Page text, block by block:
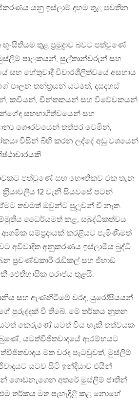
යනු ඉස්ලාම් දහම තුළ පවතින
සිතියම තුළ ප‍්‍රමුද්‍රාව බවට පත්වුණේ
පාලකයන්, සුල්තාන්වරුන් සහ
සහ හේතුවාදී විචාරශීලීත්වයේ අසහාය
පාලන තන්ත‍්‍රයන් යටතේ, දසදහස්
කවියන්, චින්තකයන් සහ විවේචකයන්
සහභාගීත්වයෙන් සහ
ගෞරවයෙන් තත්පර වෙමින්,
විසින් බිහි කරන ලද්දේ අඩු වශයෙන්
පත්වුණේ සහ භෞතිකව එක තැන
12 වැනි සියවසේ පටන්
තවමත් ඔවුන්ට පුලූවන් වී නැත.
ධෛර්යමත් කළ, සබුද්ධිකත්වය
සම්ප‍්‍රදායක් කරළියට පැමිණීමත්
අවිවාදිත අනුකරණය ඉස්ලාමීය බුද්ධි
ප‍්‍රචණ්ඩකාරී රැඩිකල් සහ ජිහාඞ්
ඓතිහාසික පරාජය තුළයි.
සහ ඇණහිටීමේ වරද, යුරෝපීයයන්
පුරුද්දක් වී තිබේ. මේ තර්කය නූතන
කෙරුණේ යටත් විය හැකි තත්වයක
යටත්විජිතවාදයේ ආරම්භයට
මත වරද පැටවුවත්, මුස්ලිම්
යටව සිටි ඉන්දියාව එයින්
ගොඩනැගෙන අතරේ මුස්ලිම් ජාතීන්
තර්කය මත පැහැදිළි කළ නොහේ.